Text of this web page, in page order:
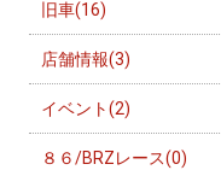
旧車(16)
店舗情報(3)
イベント(2)
８６/BRZレース(0)